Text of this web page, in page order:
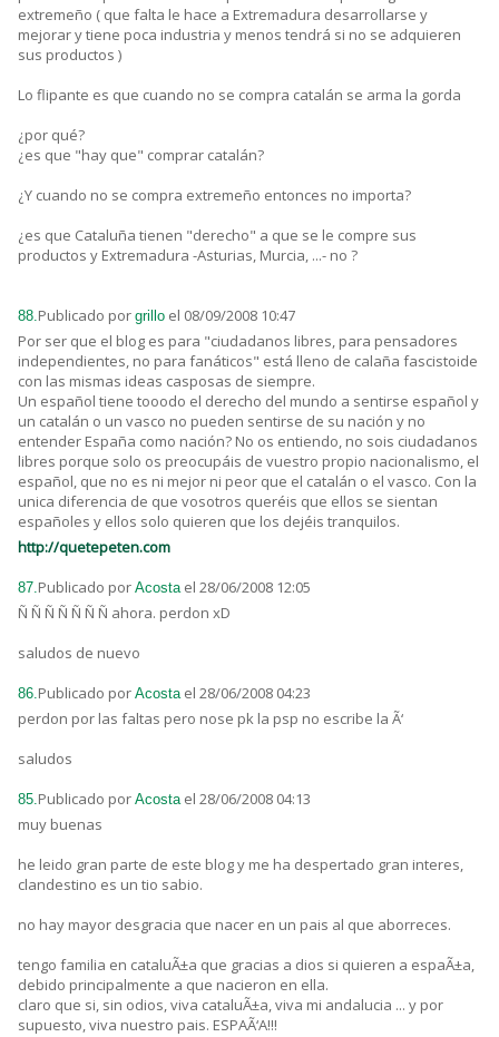
extremeño ( que falta le hace a Extremadura desarrollarse y
mejorar y tiene poca industria y menos tendrá si no se adquieren
sus productos )
Lo flipante es que cuando no se compra catalán se arma la gorda
¿por qué?
¿es que "hay que" comprar catalán?
¿Y cuando no se compra extremeño entonces no importa?
¿es que Cataluña tienen "derecho" a que se le compre sus
productos y Extremadura -Asturias, Murcia, ...- no ?
88.Publicado por grillo el 08/09/2008 10:47
Por ser que el blog es para "ciudadanos libres, para pensadores
independientes, no para fanáticos" está lleno de calaña fascistoide
con las mismas ideas casposas de siempre.
Un español tiene tooodo el derecho del mundo a sentirse español y
un catalán o un vasco no pueden sentirse de su nación y no
entender España como nación? No os entiendo, no sois ciudadanos
libres porque solo os preocupáis de vuestro propio nacionalismo, el
español, que no es ni mejor ni peor que el catalán o el vasco. Con la
unica diferencia de que vosotros queréis que ellos se sientan
españoles y ellos solo quieren que los dejéis tranquilos.
http://quetepeten.com
87.Publicado por Acosta el 28/06/2008 12:05
Ñ Ñ Ñ Ñ Ñ Ñ Ñ ahora. perdon xD
saludos de nuevo
86.Publicado por Acosta el 28/06/2008 04:23
perdon por las faltas pero nose pk la psp no escribe la Ã‘
saludos
85.Publicado por Acosta el 28/06/2008 04:13
muy buenas
he leido gran parte de este blog y me ha despertado gran interes,
clandestino es un tio sabio.
no hay mayor desgracia que nacer en un pais al que aborreces.
tengo familia en cataluÃ±a que gracias a dios si quieren a espaÃ±a,
debido principalmente a que nacieron en ella.
claro que si, sin odios, viva cataluÃ±a, viva mi andalucia ... y por
supuesto, viva nuestro pais. ESPAÃ‘A!!!